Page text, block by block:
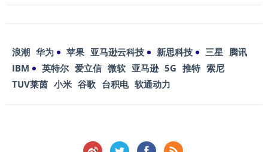
浪潮 华为 苹果 亚马逊云科技 新思科技 三星 腾讯
IBM
英特尔 爱立信 微软 亚马逊 5G 推特 索尼
TUV莱茵 小米 谷歌 台积电 软通动力